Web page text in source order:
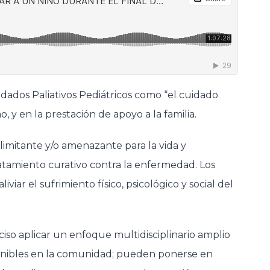
Paliativos Pediátricos como “el cuidado
en la prestación de apoyo a la familia.
y/o amenazante para la vida y
curativo contra la enfermedad. Los
el sufrimiento físico, psicológico y social del
aplicar un enfoque multidisciplinario amplio
en la comunidad; pueden ponerse en